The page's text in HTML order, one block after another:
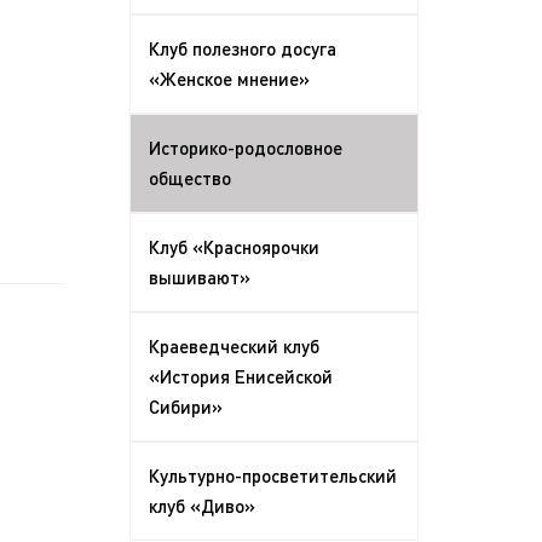
Клуб полезного досуга
«Женское мнение»
Историко-родословное
общество
Клуб «Красноярочки
вышивают»
Краеведческий клуб
«История Енисейской
Сибири»
Культурно-просветительский
клуб «Диво»